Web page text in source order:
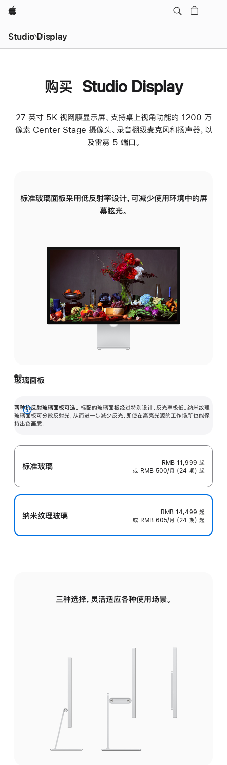
Apple
Studio Display
购买 Studio Display
27 英寸 5K 视网膜显示屏、支持桌上视角功能的 1200 万
像素 Center Stage 摄像头、录音棚级麦克风和扬声器，以
及雷雳 5 端口。
标准玻璃面板采用低反射率设计，可减少使用环境中的屏
幕眩光。
玻璃面板
两种抗反射玻璃面板可选。 标配的玻璃面板经过特别设计，反光率极低。纳米纹理
玻璃面板可分散反射光，从而进一步减少反光，即使在高亮光源的工作场所也能保
持出色画质。
展
开
标准玻璃 RMB 11,999 起
或 RMB 500/月 (24 期) 起
纳米纹理玻璃 RMB 14,499 起
或 RMB 605/月 (24 期) 起
三种选择，灵活适应各种使用场景。